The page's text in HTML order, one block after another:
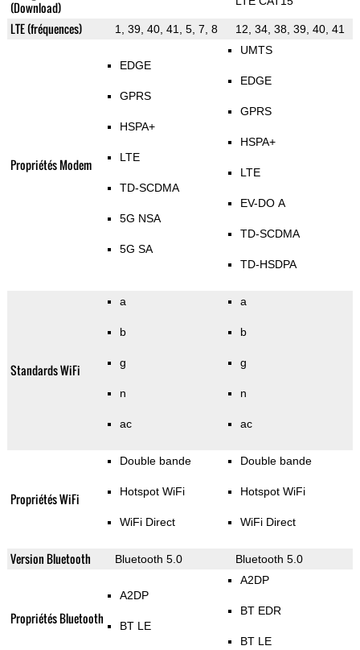
(Download)
LTE (fréquences) 1, 39, 40, 41, 5, 7, 8 12, 34, 38, 39, 40, 41
Propriétés Modem
EDGE
GPRS
HSPA+
LTE
TD-SCDMA
5G NSA
5G SA
UMTS
EDGE
GPRS
HSPA+
LTE
EV-DO A
TD-SCDMA
TD-HSDPA
Standards WiFi
a
b
g
n
ac
a
b
g
n
ac
Propriétés WiFi
Double bande
Hotspot WiFi
WiFi Direct
Double bande
Hotspot WiFi
WiFi Direct
Version Bluetooth Bluetooth 5.0 Bluetooth 5.0
Propriétés Bluetooth
A2DP
BT LE
A2DP
BT EDR
BT LE